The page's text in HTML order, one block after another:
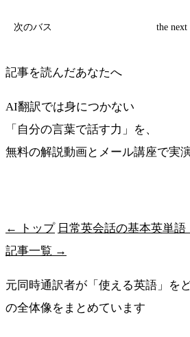
次のバス the next
記事を読んだあなたへ
AI翻訳では身につかない
「自分の言葉で話す力」を、
無料の解説動画とメール講座で実
← トップ 日常英会話の基本英単
記事一覧 →
元同時通訳者が「使える英語」を
の全体像をまとめています